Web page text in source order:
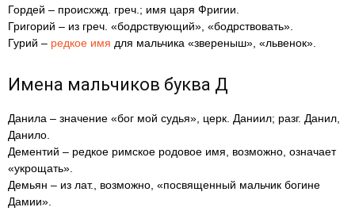
Гордей – происхжд. греч.; имя царя Фригии.
Григорий – из греч. «бодрствующий», «бодрствовать».
Гурий – редкое имя для мальчика «звереныш», «львенок».
Имена мальчиков буква Д
Данила – значение «бог мой судья», церк. Даниил; разг. Данил,
Данило.
Дементий – редкое римское родовое имя, возможно, означает
«укрощать».
Демьян – из лат., возможно, «посвященный мальчик богине
Дамии».